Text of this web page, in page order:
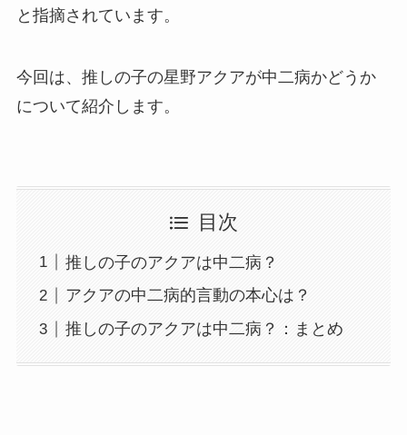
と指摘されています。
今回は、推しの子の星野アクアが中二病かどうか
について紹介します。
目次
推しの子のアクアは中二病？
アクアの中二病的言動の本心は？
推しの子のアクアは中二病？：まとめ